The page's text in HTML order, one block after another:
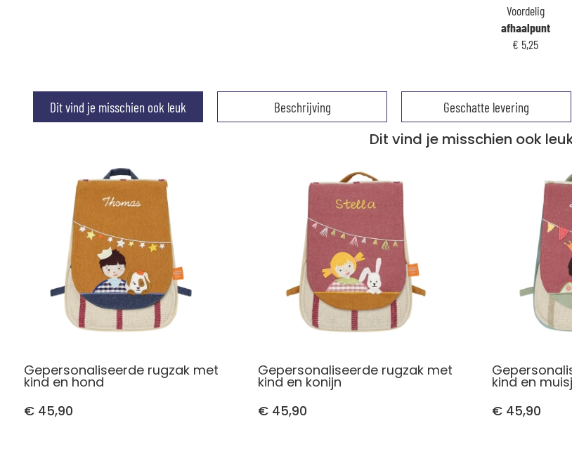
Voordelig
afhaalpunt
€ 5,25
Dit vind je misschien ook leuk Beschrijving Geschatte levering
Dit vind je misschien ook
Gepersonaliseerde rugzak met
kind en hond
€ 45,90
Gepersonaliseerde rugzak met
kind en konijn
€ 45,90
kind en
€ 45,90